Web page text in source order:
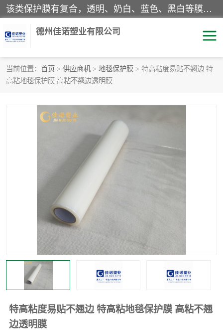
该类保护膜有复合，透明、奶白、蓝色、黑白等膜型。特高粘，高粘，中高粘，中粘，中低粘，低粘等。对于不同的粘力要求有相应的产品相适配。无胶渍残留污染。在较宽的收卷幅度下平整无皱纹，收卷长度大，利于机械化及自动化施工粘贴。为您的产品提供的表面保护解决方案。 产品广泛适用于：铝材、不锈钢、金属、塑料、电子、家电、家具、玻璃、化工材料、装饰材料等。
德州佳诺塑业有限公司
当前位置： 首页 > 供应商机 > 地毯保护膜 > 特高粘度易贴不翘边 特
高粘地毯保护膜 高粘不翘边透明膜
特高粘度易贴不翘边 特高粘地毯保护膜 高粘不翘
边透明膜
pe保护膜
地毯保护膜
透明保护膜
印字保护膜
窗缝阻风胶带 铝板保护膜
不锈钢板保护膜 一次性隔离膜